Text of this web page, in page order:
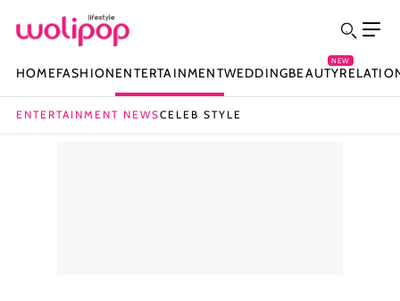
HOMEFASHIONENTERTAINMENTWEDDINGBEAUTY
NEW
ENTERTAINMENT NEWSCELEB STYLE